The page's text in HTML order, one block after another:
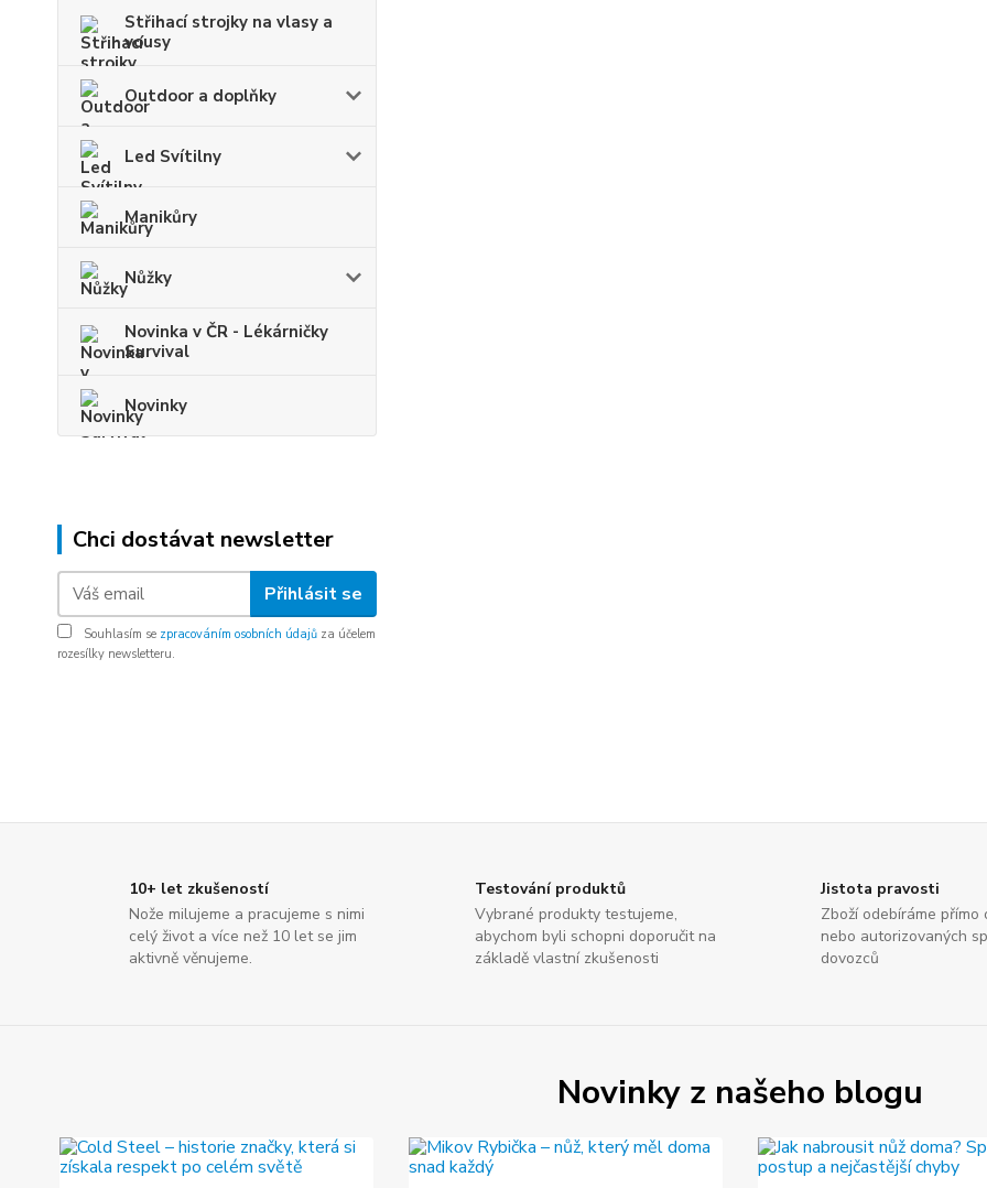
Střihací strojky na vlasy a
vousy
Outdoor a doplňky
Led Svítilny
Manikůry
Nůžky
Novinka v ČR - Lékárničky
Survival
Novinky
Chci dostávat newsletter
Přihlásit se
Souhlasím se zpracováním osobních údajů za účelem
rozesílky newsletteru.
10+ let zkušeností
Nože milujeme a pracujeme s nimi
celý život a více než 10 let se jim
aktivně věnujeme.
Testování produktů
Vybrané produkty testujeme,
abychom byli schopni doporučit na
základě vlastní zkušenosti
Jistota pravosti
Zboží odebíráme přímo
nebo autorizovaných
dovozců
Novinky z našeho blogu